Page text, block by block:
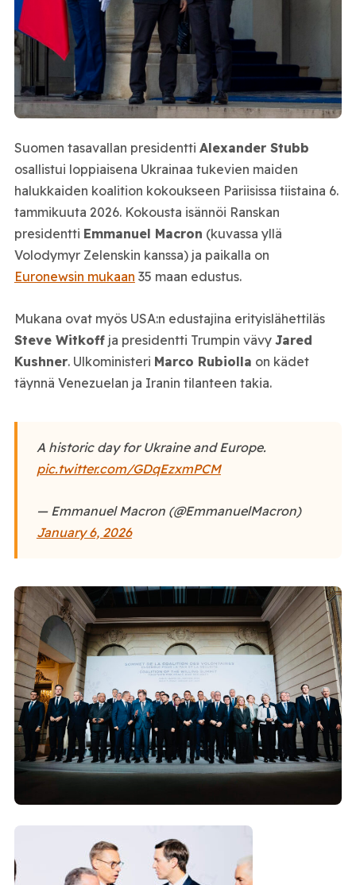
Suomen tasavallan presidentti Alexander Stubb
osallistui loppiaisena Ukrainaa tukevien maiden
halukkaiden koalition kokoukseen Pariisissa tiistaina 6.
tammikuuta 2026. Kokousta isännöi Ranskan
presidentti Emmanuel Macron (kuvassa yllä
Volodymyr Zelenskin kanssa) ja paikalla on
Euronewsin mukaan 35 maan edustus.
Mukana ovat myös USA:n edustajina erityislähettiläs
Steve Witkoffja presidentti Trumpin vävy Jared
Kushner. Ulkoministeri Marco Rubiolla on kädet
täynnä Venezuelan ja Iranin tilanteen takia.
A historic day for Ukraine and Europe.
pic.twitter.com/GDqEzxmPCM
— Emmanuel Macron (@EmmanuelMacron)
January 6, 2026